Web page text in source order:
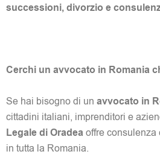
successioni, divorzio e
Cerchi un avvocato in Romania
Se hai bisogno di un avvocato in
cittadini italiani, imprenditori e
Legale di Oradeaoffre
in tutta la Romania.